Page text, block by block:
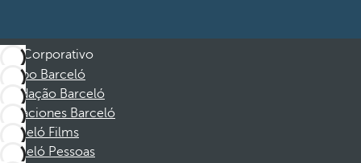
Corporativo
Grupo Barceló
Fundação Barceló
Vacaciones Barceló
Barceló Films
Barceló Pessoas